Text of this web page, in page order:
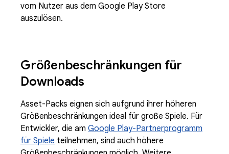
vom Nutzer aus dem Google Play Store
auszulösen.
Größenbeschränkungen für
Downloads
Asset-Packs eignen sich aufgrund ihrer höheren
Größenbeschränkungen ideal für große Spiele. Für
Entwickler, die am Google Play-Partnerprogramm
für Spiele teilnehmen, sind auch höhere